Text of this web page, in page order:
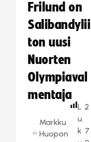
Frilund on
Salibandylii
ton uusi
Nuorten
Olympiaval
mentaja
Markku
Huopon
L
u
k
2
7